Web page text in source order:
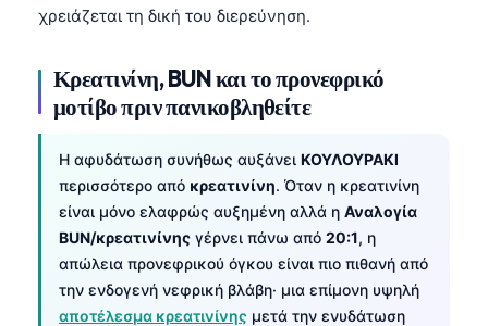
χρειάζεται τη δική του διερεύνηση.
Κρεατινίνη, BUN και το προνεφρικό
μοτίβο πριν πανικοβληθείτε
Η αφυδάτωση συνήθως αυξάνει ΚΟΥΛΟΥΡΑΚΙ
περισσότερο από κρεατινίνη. Όταν η κρεατινίνη
είναι μόνο ελαφρώς αυξημένη αλλά η Αναλογία
BUN/κρεατινίνης γέρνει πάνω από 20:1, η
απώλεια προνεφρικού όγκου είναι πιο πιθανή από
την ενδογενή νεφρική βλάβη· μια επίμονη υψηλή
αποτέλεσμα κρεατινίνης μετά την ενυδάτωση